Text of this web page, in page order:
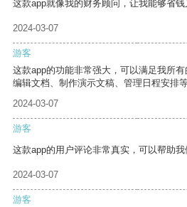
这款app就像我的财务顾问，让我能够省钱
2024-03-07
游客
这款app的功能非常强大，可以满足我所
编辑文档、制作演示文稿、管理日程安排等
2024-03-07
游客
这款app的用户评论非常真实，可以帮助我
2024-03-07
游客